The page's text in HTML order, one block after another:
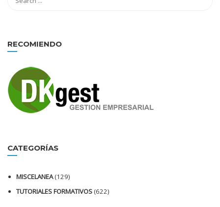
RECOMIENDO
CATEGORÍAS
MISCELANEA(129)
TUTORIALES FORMATIVOS(622)